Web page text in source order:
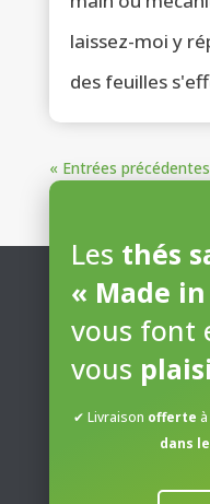
laissez-moi y
des feuilles
« Entrées précédentes
Les thés
« Made
vous font
vous
✔ Livraison offerte
dans